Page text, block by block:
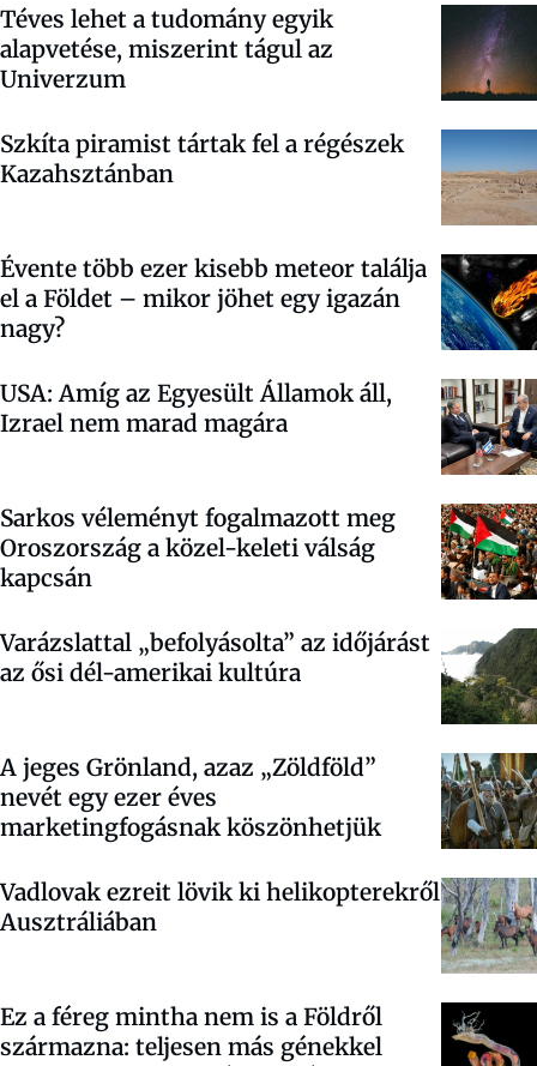
Téves lehet a tudomány egyik
alapvetése, miszerint tágul az
Univerzum
Szkíta piramist tártak fel a régészek
Kazahsztánban
Évente több ezer kisebb meteor találja
el a Földet – mikor jöhet egy igazán
nagy?
USA: Amíg az Egyesült Államok áll,
Izrael nem marad magára
Sarkos véleményt fogalmazott meg
Oroszország a közel-keleti válság
kapcsán
Varázslattal „befolyásolta” az időjárást
az ősi dél-amerikai kultúra
A jeges Grönland, azaz „Zöldföld”
nevét egy ezer éves
marketingfogásnak köszönhetjük
Vadlovak ezreit lövik ki helikopterekről
Ausztráliában
Ez a féreg mintha nem is a Földről
származna: teljesen más génekkel